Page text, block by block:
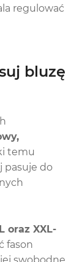
regulować
bluzę
temu
pasuje do
oraz XXL-
fason